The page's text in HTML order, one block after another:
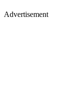
Advertisement